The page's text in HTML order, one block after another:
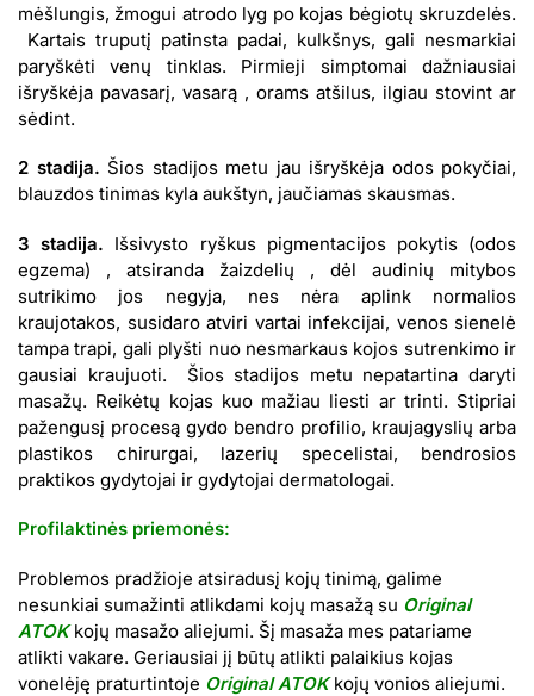
mėšlungis, žmogui atrodo lyg po kojas bėgiotų skruzdelės.
Kartais truputį patinsta padai, kulkšnys, gali nesmarkiai
paryškėti venų tinklas. Pirmieji simptomai dažniausiai
išryškėja pavasarį, vasarą , orams atšilus, ilgiau stovint ar
sėdint.
2 stadija. Šios stadijos metu jau išryškėja odos pokyčiai,
blauzdos tinimas kyla aukštyn, jaučiamas skausmas.
3 stadija. Išsivysto ryškus pigmentacijos pokytis (odos
egzema) , atsiranda žaizdelių , dėl audinių mitybos
sutrikimo jos negyja, nes nėra aplink normalios
kraujotakos, susidaro atviri vartai infekcijai, venos sienelė
tampa trapi, gali plyšti nuo nesmarkaus kojos sutrenkimo ir
gausiai kraujuoti. Šios stadijos metu nepatartina daryti
masažų. Reikėtų kojas kuo mažiau liesti ar trinti. Stipriai
pažengusį procesą gydo bendro profilio, kraujagyslių arba
plastikos chirurgai, lazerių specelistai, bendrosios
praktikos gydytojai ir gydytojai dermatologai.
Profilaktinės priemonės:
Problemos pradžioje atsiradusį kojų tinimą, galime
nesunkiai sumažinti atlikdami kojų masažą su Original
ATOKkojų masažo aliejumi. Šį masaža mes patariame
atlikti vakare. Geriausiai jį būtų atlikti palaikius kojas
vonelėję praturtintoje Original ATOKkojų vonios aliejumi.